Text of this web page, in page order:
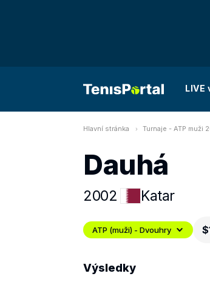
LIVE
Hlavní stránka Turnaje - ATP muži
Dauhá
2002 Katar
ATP (muži) - Dvouhry
Výsledky